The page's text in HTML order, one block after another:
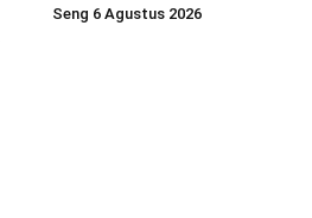
Seng 6 Agustus 2026